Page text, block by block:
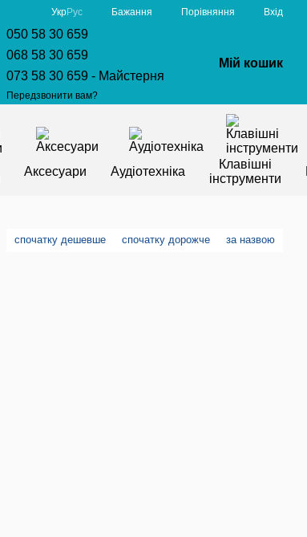
УкрРус Бажання Порівняння Вхід
050 58 30 659
068 58 30 659
073 58 30 659 - Майстерня
Передзвонити вам?
Мій кошик
Аксесуари Аудіотехніка
Клавішні
інструменти
спочатку дешевше спочатку дорожче за назвою